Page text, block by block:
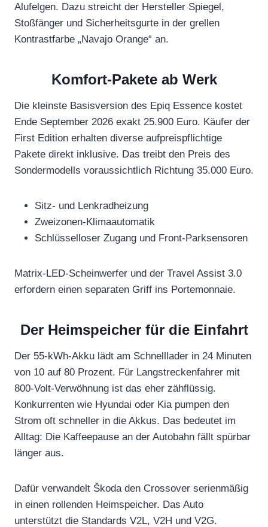
Alufelgen. Dazu streicht der Hersteller Spiegel,
Stoßfänger und Sicherheitsgurte in der grellen
Kontrastfarbe „Navajo Orange“ an.
Komfort-Pakete ab Werk
Die kleinste Basisversion des Epiq Essence kostet
Ende September 2026 exakt 25.900 Euro. Käufer der
First Edition erhalten diverse aufpreispflichtige
Pakete direkt inklusive. Das treibt den Preis des
Sondermodells voraussichtlich Richtung 35.000 Euro.
Sitz- und Lenkradheizung
Zweizonen-Klimaautomatik
Schlüsselloser Zugang und Front-Parksensoren
Matrix-LED-Scheinwerfer und der Travel Assist 3.0
erfordern einen separaten Griff ins Portemonnaie.
Der Heimspeicher für die Einfahrt
Der 55-kWh-Akku lädt am Schnelllader in 24 Minuten
von 10 auf 80 Prozent. Für Langstreckenfahrer mit
800-Volt-Verwöhnung ist das eher zähflüssig.
Konkurrenten wie Hyundai oder Kia pumpen den
Strom oft schneller in die Akkus. Das bedeutet im
Alltag: Die Kaffeepause an der Autobahn fällt spürbar
länger aus.
Dafür verwandelt Škoda den Crossover serienmäßig
in einen rollenden Heimspeicher. Das Auto
unterstützt die Standards V2L, V2H und V2G.